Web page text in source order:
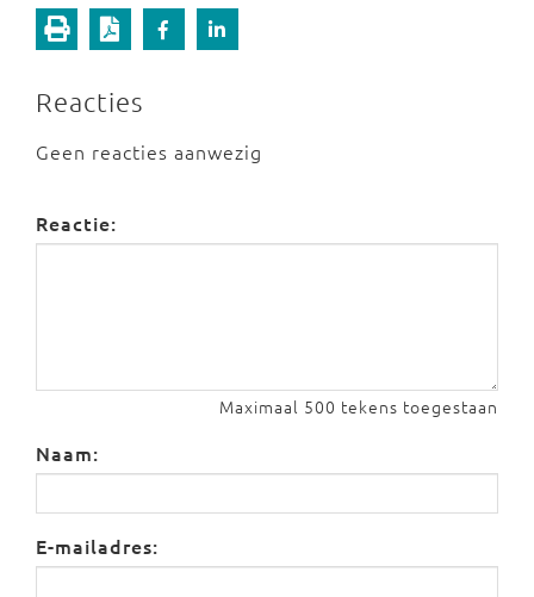
Reacties
Geen reacties aanwezig
Reactie:
Maximaal 500 tekens toegestaan
Naam:
E-mailadres: